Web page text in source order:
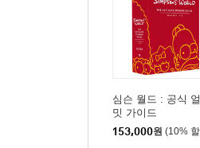
심슨 월드 : 공식
밋 가이드
153,000원 (10%